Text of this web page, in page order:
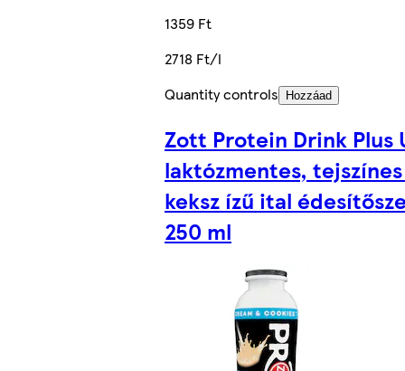
1359 Ft
2718 Ft/l
Quantity controls
Hozzáad
Zott Protein Drink Plus
laktózmentes,
keksz ízű ital
250 ml